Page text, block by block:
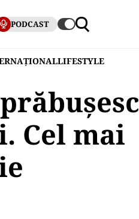
PODCAST
LIFESTYLE
Cel mai